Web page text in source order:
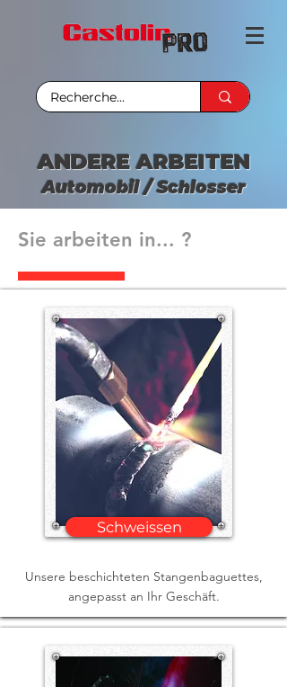
ANDERE ARBEITEN
Automobil / Schlosser
Sie arbeiten in... ?
Schweissen
Unsere beschichteten Stangenbaguettes,
angepasst an Ihr Geschäft.